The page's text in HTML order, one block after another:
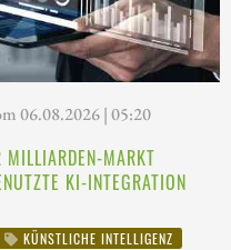
06.08.2026 | 05:20
MARKT
KI-INTEGRATION
KÜNSTLICHE INTELLIGENZ